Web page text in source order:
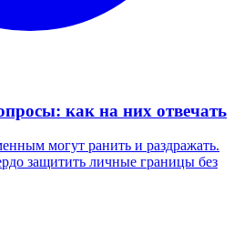
как на них отвечать
могут ранить и раздражать.
защитить личные границы без